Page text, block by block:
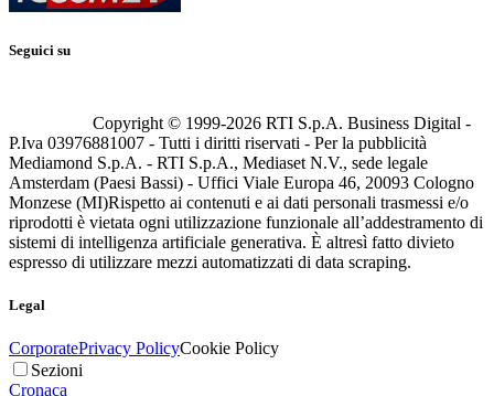
Seguici su
Copyright © 1999-2026 RTI S.p.A. Business Digital -
P.Iva 03976881007 - Tutti i diritti riservati - Per la pubblicità
Mediamond S.p.A. - RTI S.p.A., Mediaset N.V., sede legale
Amsterdam (Paesi Bassi) - Uffici Viale Europa 46, 20093 Cologno
Monzese (MI)Rispetto ai contenuti e ai dati personali trasmessi e/o
riprodotti è vietata ogni utilizzazione funzionale all’addestramento di
sistemi di intelligenza artificiale generativa. È altresì fatto divieto
espresso di utilizzare mezzi automatizzati di data scraping.
Legal
CorporatePrivacy PolicyCookie Policy
Sezioni
Cronaca